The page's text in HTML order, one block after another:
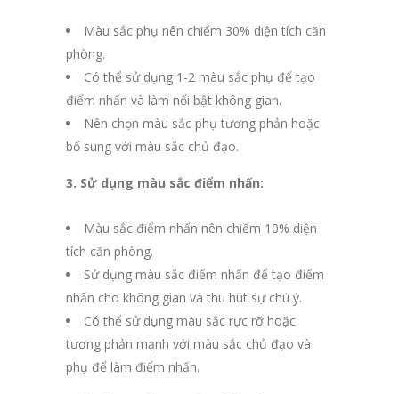
Màu sắc phụ nên chiếm 30% diện tích căn
phòng.
Có thể sử dụng 1-2 màu sắc phụ để tạo
điểm nhấn và làm nổi bật không gian.
Nên chọn màu sắc phụ tương phản hoặc
bổ sung với màu sắc chủ đạo.
3. Sử dụng màu sắc điểm nhấn:
Màu sắc điểm nhấn nên chiếm 10% diện
tích căn phòng.
Sử dụng màu sắc điểm nhấn để tạo điểm
nhấn cho không gian và thu hút sự chú ý.
Có thể sử dụng màu sắc rực rỡ hoặc
tương phản mạnh với màu sắc chủ đạo và
phụ để làm điểm nhấn.